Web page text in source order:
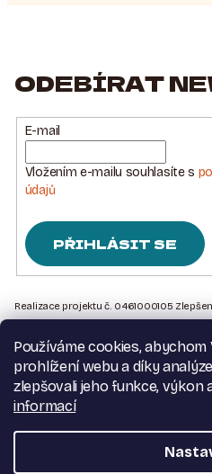
Používáme cookies, abychom
prohlížení webu a díky
zlepšovali jeho funkce, výkon
informací
ODEBÍRAT
E-mail
Vložením e-mailu souhlasíte s
údajů
PŘIHLÁSIT SE
Á
P
A
T
Realizace projektu č. 0461000105
Kontakt na nás
Obchodní podmínky
Podmínky ochrany osobních údajů
Moje objednávka